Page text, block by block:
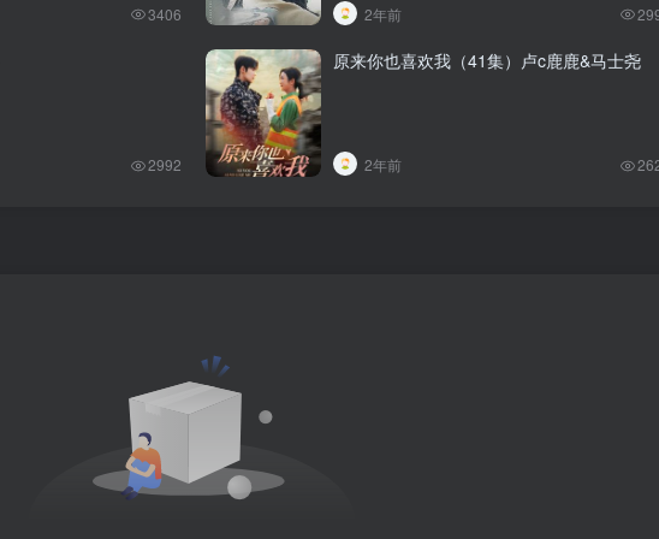
3406 2年前
2992
原来你也喜欢我（41集）卢c鹿鹿&马士尧
2年前